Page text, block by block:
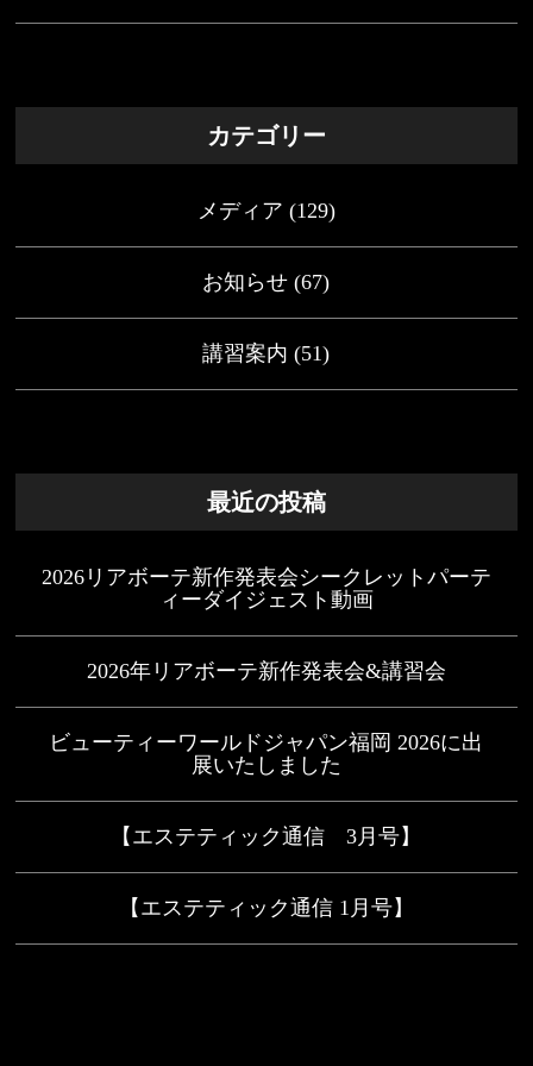
カテゴリー
メディア (129)
お知らせ (67)
講習案内 (51)
最近の投稿
2026リアボーテ新作発表会シークレットパーテ
ィーダイジェスト動画
2026年リアボーテ新作発表会&講習会
ビューティーワールドジャパン福岡 2026に出
展いたしました
【エステティック通信 3月号】
【エステティック通信 1月号】